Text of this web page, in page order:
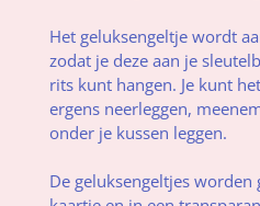
Het geluksengeltje wordt
zodat je deze aan je
rits kunt hangen. Je kunt
ergens neerleggen,
onder je kussen leggen.
De geluksengeltjes